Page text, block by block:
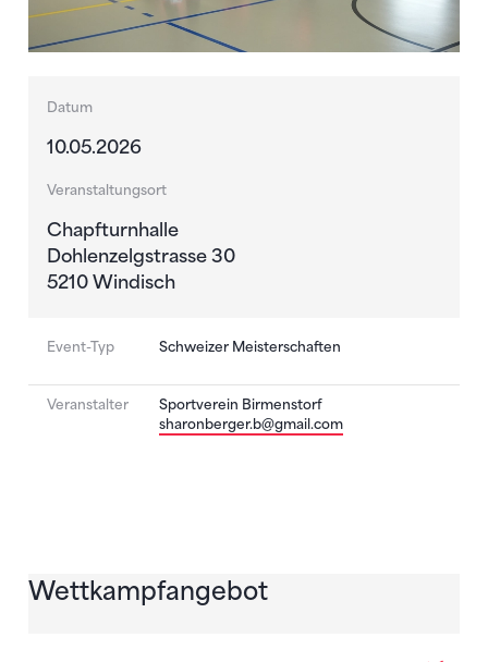
Datum
10.05.2026
Veranstaltungsort
Chapfturnhalle
Dohlenzelgstrasse 30
5210 Windisch
Event-Typ Schweizer Meisterschaften
Veranstalter
Sportverein Birmenstorf
sharonberger.b@gmail.com
Wettkampfangebot